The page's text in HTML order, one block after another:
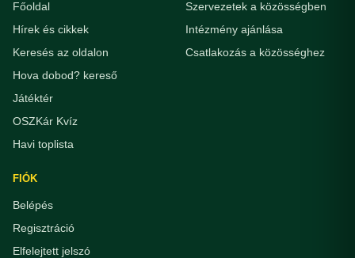
Főoldal
Hírek és cikkek
Keresés az oldalon
Hova dobod? kereső
Játéktér
OSZKár Kvíz
Havi toplista
Szervezetek a közösségben
Intézmény ajánlása
Csatlakozás a közösséghez
FIÓK
Belépés
Regisztráció
Elfelejtett jelszó